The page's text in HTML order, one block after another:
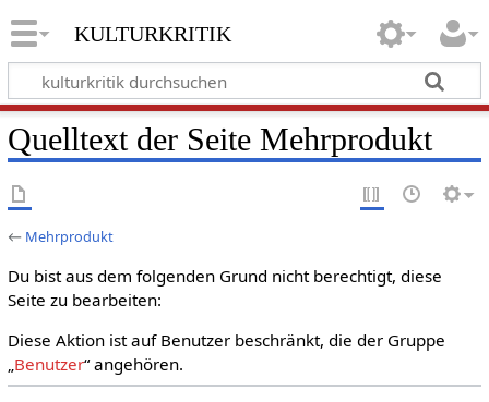
kulturkritik
Quelltext der Seite Mehrprodukt
← Mehrprodukt
Du bist aus dem folgenden Grund nicht berechtigt, diese
Seite zu bearbeiten:
Diese Aktion ist auf Benutzer beschränkt, die der Gruppe
„Benutzer“ angehören.